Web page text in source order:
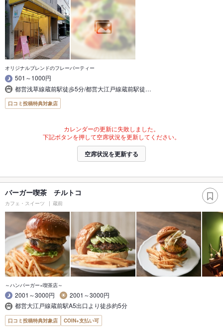
オリジナルブレンドのフレーバーティー
501～1000円
都営浅草線蔵前駅徒歩5分/都営大江戸線蔵前駅徒…
口コミ投稿特典対象店
カレンダーの更新に失敗しました。
下記ボタンを押して空席状況を更新してください。
空席状況を更新する
バーガー喫茶 チルトコ
カフェ・スイーツ 蔵前
～ハンバーガー×喫茶店～
2001～3000円
2001～3000円
都営大江戸線蔵前駅A5出口より徒歩約5分
口コミ投稿特典対象店 COIN+支払い可